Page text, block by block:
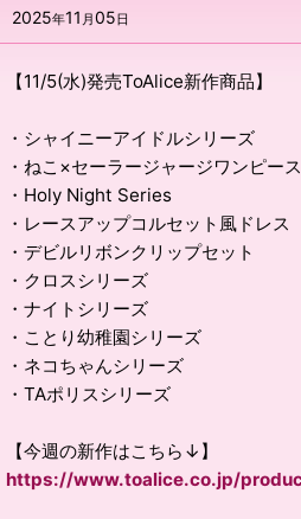
2025年11 月05日
【11/5(水)発売ToAlice新作商品】
・シャイニーアイドルシリーズ
・ねこ×セーラージャージワンピース
・Holy Night Series
・レースアップコルセット風ドレス
・デビルリボンクリップセット
・クロスシリーズ
・ナイトシリーズ
・ことり幼稚園シリーズ
・ネコちゃんシリーズ
・TAポリスシリーズ
【今週の新作はこちら↓】
https://www.toalice.co.jp/